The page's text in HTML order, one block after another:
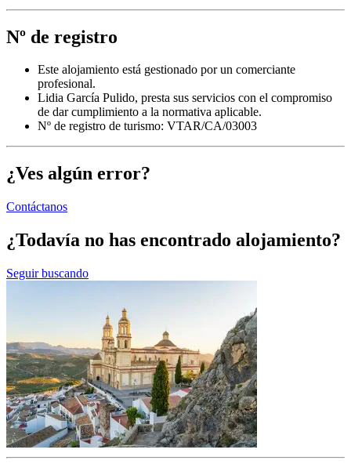
Nº de registro
Este alojamiento está gestionado por un comerciante
profesional.
Lidia García Pulido, presta sus servicios con el compromiso
de dar cumplimiento a la normativa aplicable.
Nº de registro de turismo: VTAR/CA/03003
¿Ves algún error?
Contáctanos
¿Todavía no has encontrado alojamiento?
Seguir buscando